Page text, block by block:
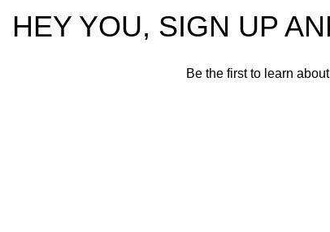
HEY YOU, SIGN UP
Be the first to learn